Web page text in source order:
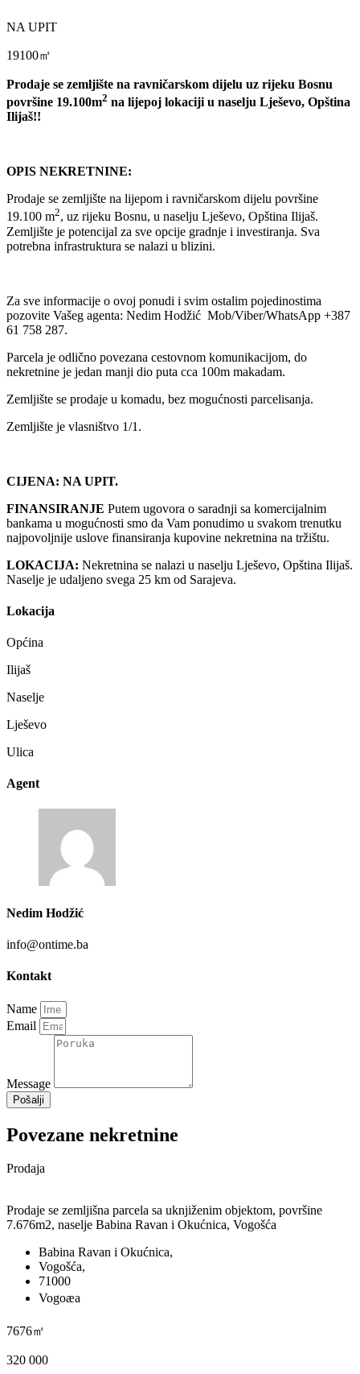
NA UPIT
19100㎡
Prodaje se zemljište na ravničarskom dijelu uz rijeku Bosnu
površine 19.100m2 na lijepoj lokaciji u naselju Lješevo, Opština
Ilijaš!!
OPIS NEKRETNINE:
Prodaje se zemljište na lijepom i ravničarskom dijelu površine
19.100 m2, uz rijeku Bosnu, u naselju Lješevo, Opština Ilijaš.
Zemljište je potencijal za sve opcije gradnje i investiranja. Sva
potrebna infrastruktura se nalazi u blizini.
Za sve informacije o ovoj ponudi i svim ostalim pojedinostima
pozovite Vašeg agenta: Nedim Hodžić Mob/Viber/WhatsApp +387
61 758 287.
Parcela je odlično povezana cestovnom komunikacijom, do
nekretnine je jedan manji dio puta cca 100m makadam.
Zemljište se prodaje u komadu, bez mogućnosti parcelisanja.
Zemljište je vlasništvo 1/1.
CIJENA: NA UPIT.
FINANSIRANJE Putem ugovora o saradnji sa komercijalnim
bankama u mogućnosti smo da Vam ponudimo u svakom trenutku
najpovoljnije uslove finansiranja kupovine nekretnina na tržištu.
LOKACIJA: Nekretnina se nalazi u naselju Lješevo, Opština Ilijaš.
Naselje je udaljeno svega 25 km od Sarajeva.
Lokacija
Općina
Ilijaš
Naselje
Lješevo
Ulica
Agent
Nedim Hodžić
info@ontime.ba
Kontakt
Name
Email
Message
Pošalji
Povezane nekretnine
Prodaja
Prodaje se zemljišna parcela sa uknjiženim objektom, površine
7.676m2, naselje Babina Ravan i Okućnica, Vogošća
Babina Ravan i Okućnica,
Vogošća,
71000
Vogoæa
7676㎡
320 000